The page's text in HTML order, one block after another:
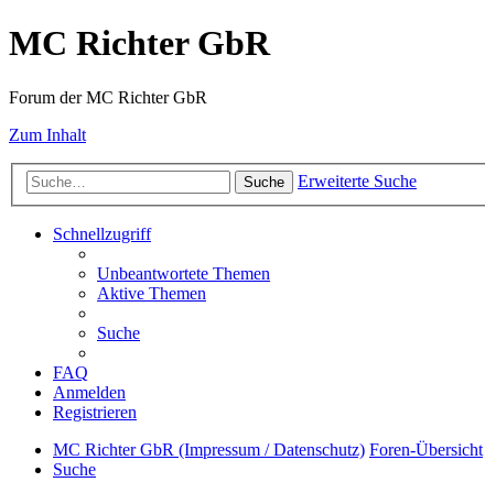
MC Richter GbR
Forum der MC Richter GbR
Zum Inhalt
Suche Erweiterte Suche
Schnellzugriff
Unbeantwortete Themen
Aktive Themen
Suche
FAQ
Anmelden
Registrieren
MC Richter GbR (Impressum / Datenschutz) Foren-Übersicht
Suche